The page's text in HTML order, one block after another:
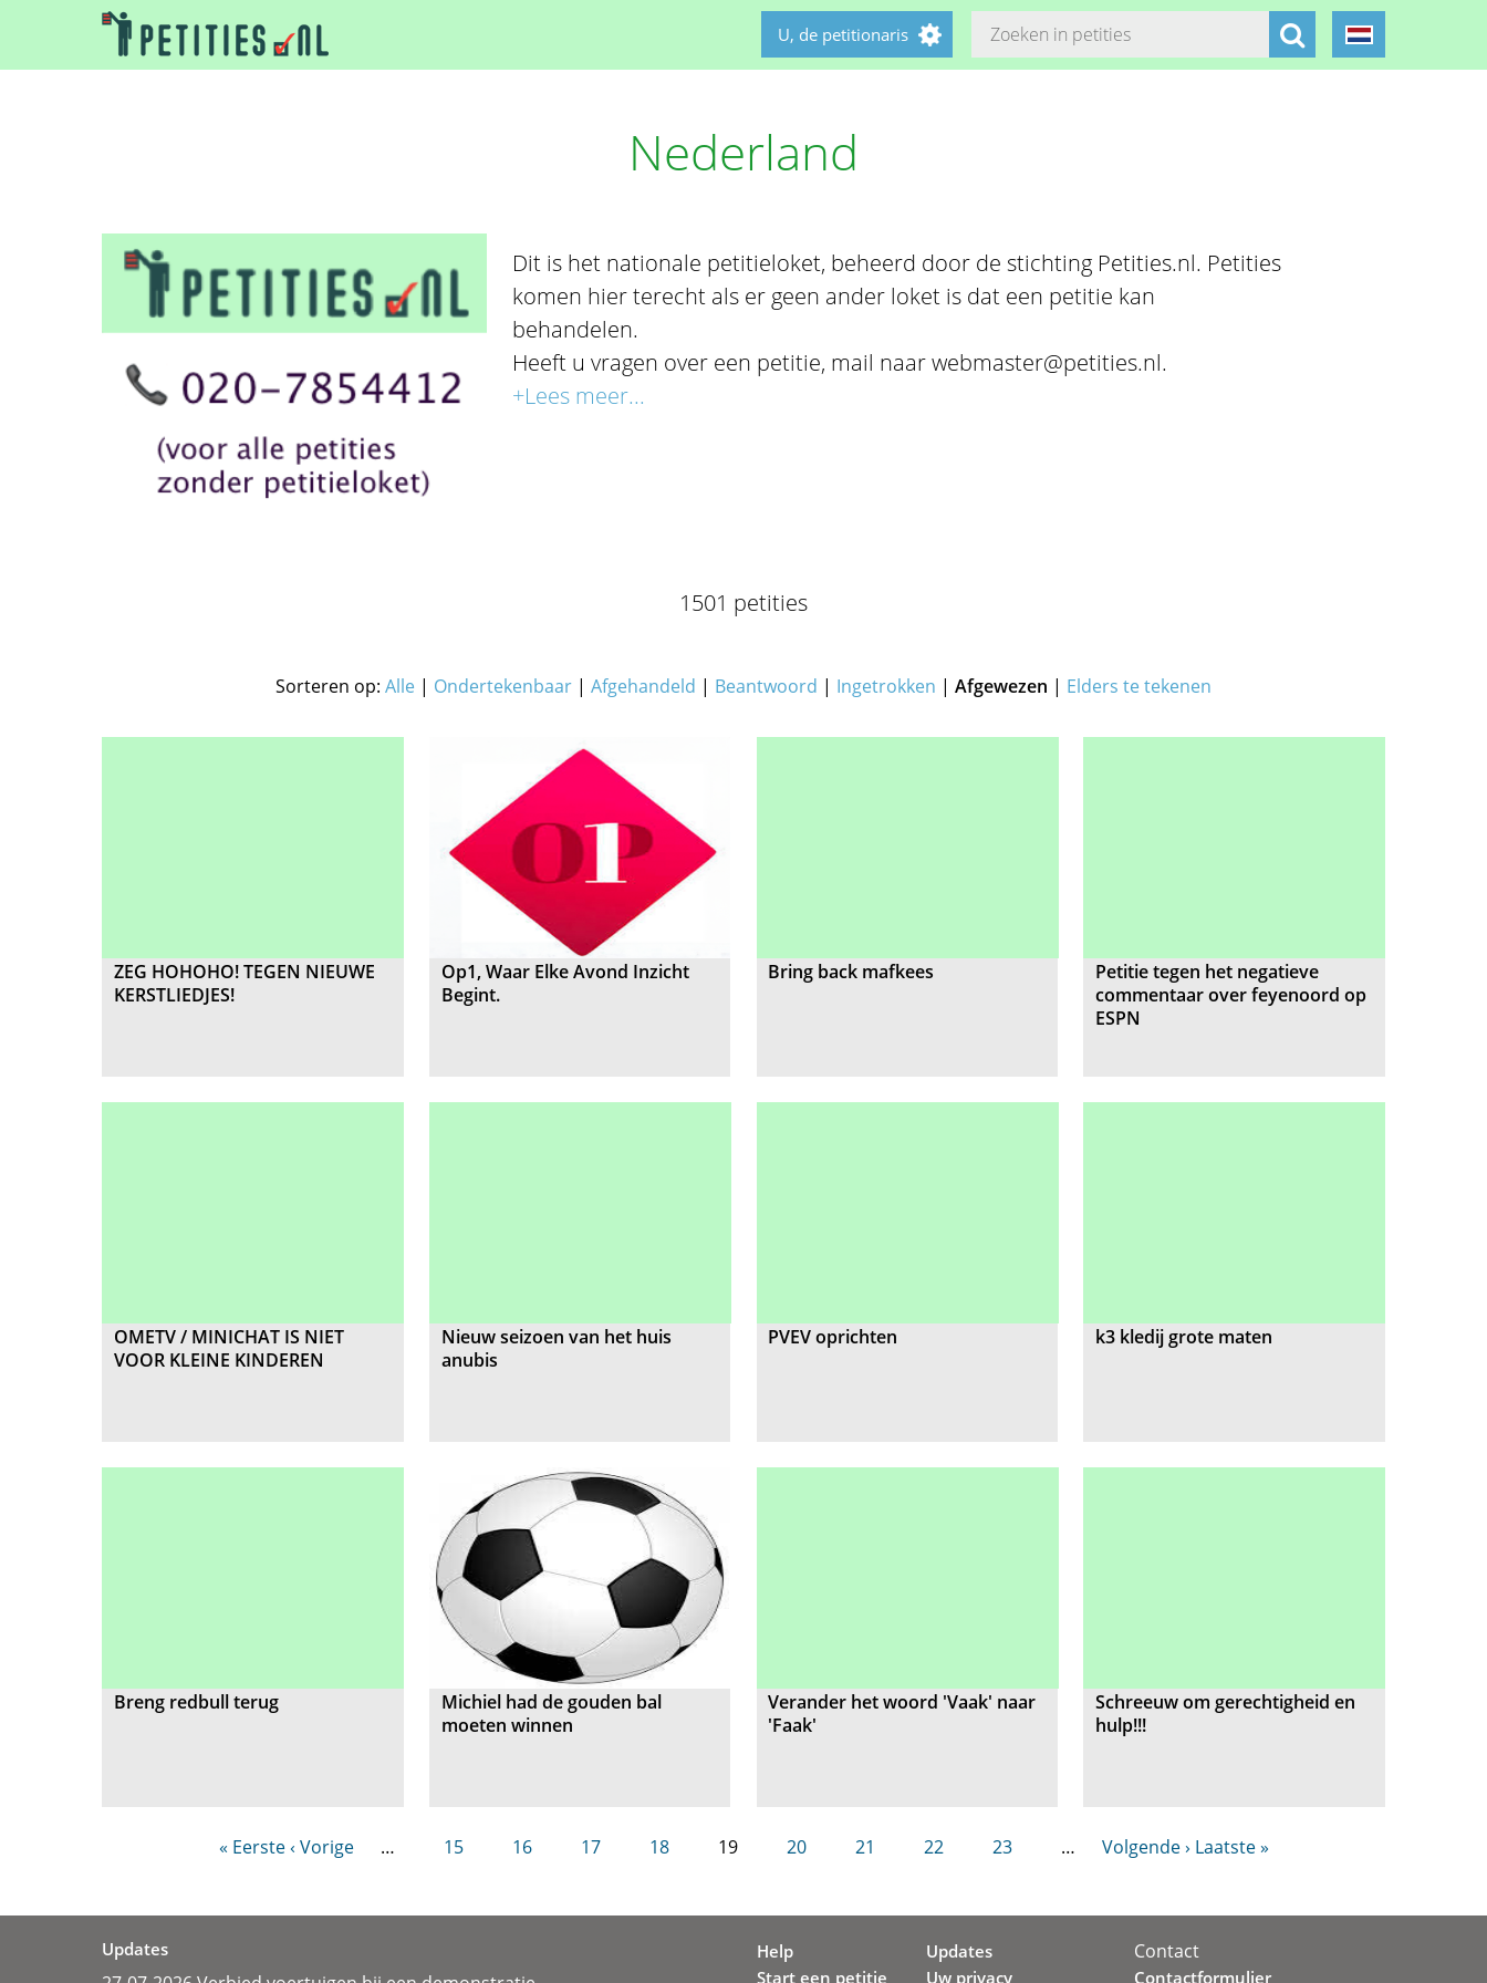
U, de petitionaris
Nederland
Dit is het nationale petitieloket, beheerd door de stichting Petities.nl. Petities
komen hier terecht als er geen ander loket is dat een petitie kan
behandelen.
Heeft u vragen over een petitie, mail naar webmaster@petities.nl.
+Lees meer...
1501 petities
Sorteren op: Alle | Ondertekenbaar | Afgehandeld | Beantwoord | Ingetrokken | Afgewezen | Elders te tekenen
ZEG HOHOHO! TEGEN NIEUWE
KERSTLIEDJES!
Op1, Waar Elke Avond Inzicht
Begint.
Bring back mafkees
Petitie tegen het negatieve
commentaar over feyenoord op
ESPN
OMETV / MINICHAT IS NIET
VOOR KLEINE KINDEREN
Nieuw seizoen van het huis
anubis
PVEV oprichten k3 kledij grote maten
Breng redbull terug
Michiel had de gouden bal
moeten winnen
Verander het woord 'Vaak' naar
'Faak'
Schreeuw om gerechtigheid en
hulp!!!
« Eerste ‹ Vorige … 15 16 17 18 19 20 21 22 23 … Volgende › Laatste »
Updates
Help
Start een petitie
Updates
Uw privacy
Contact
Contactformulier